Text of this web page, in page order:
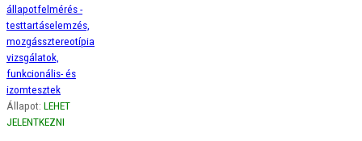
állapotfelmérés -
testtartáselemzés,
mozgássztereotípia
vizsgálatok,
funkcionális- és
izomtesztek
Állapot: LEHET
JELENTKEZNI